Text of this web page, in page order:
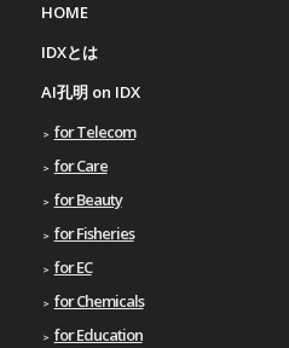
HOME
IDXとは
AI孔明 on IDX
for Telecom
for Care
for Beauty
for Fisheries
for EC
for Chemicals
for Education